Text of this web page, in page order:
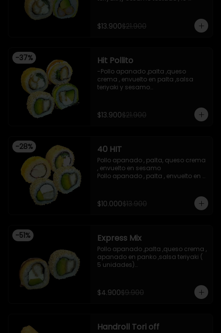
,envuelto en palta ,salsa
acevichada ,y chichimi , 10 piezas
$13.900$21.900
-37% Hit Pollito
-Pollo apanado ,palta ,queso
crema , envuelto en palta ,salsa
teriyaki y sesamo
-Pollo apanado , cebollin , apanado
en panko , salsa umami , salsa
-incluye 2 salsas de soya , 1 salsa
teriyaki , 1wasabi , 1 gengibre , 3
palitos .
-Imagen referencial .
$13.900$21.900
-28% 40 HIT
Pollo apanado , palta, queso crema
, envuelto en sesamo
Pollo apanado , palta , envuelto en
apanado en panko
Kanikama , queso crema ,
$10.000$13.900
-51% Express Mix
Pollo apanado ,palta ,queso crema ,
apanado en panko ,salsa teriyaki (
5 unidades)
incluye 1 salsa de soya de 15 ml
$4.900$9.900
Handroll Tori off